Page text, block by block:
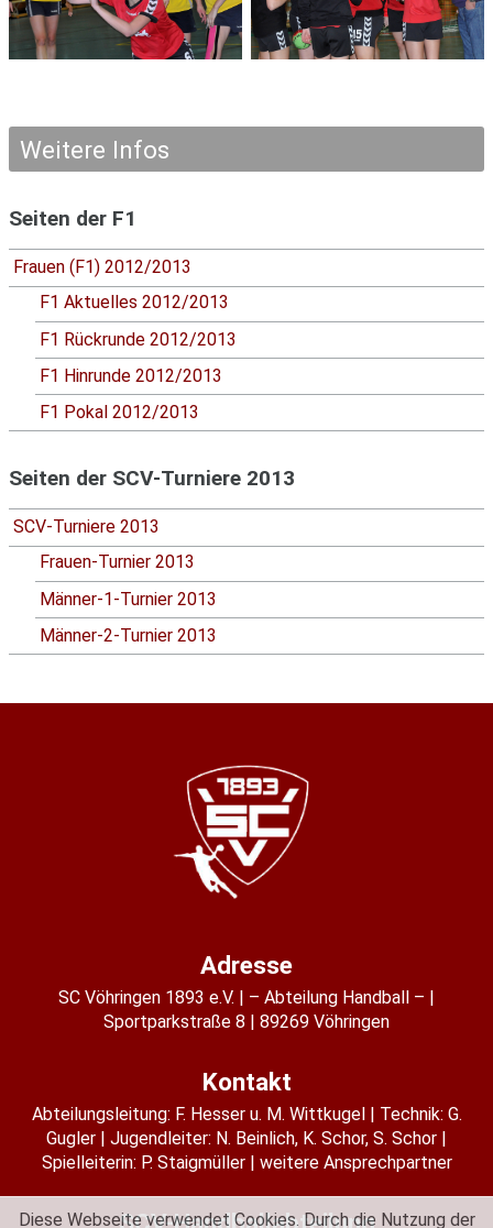
Weitere Infos
Seiten der F1
Frauen (F1) 2012/2013
F1 Aktuelles 2012/2013
F1 Rückrunde 2012/2013
F1 Hinrunde 2012/2013
F1 Pokal 2012/2013
Seiten der SCV-Turniere 2013
SCV-Turniere 2013
Frauen-Turnier 2013
Männer-1-Turnier 2013
Männer-2-Turnier 2013
Adresse
SC Vöhringen 1893 e.V.
– Abteilung Handball –
Sportparkstraße 8
89269 Vöhringen
Kontakt
Abteilungsleitung: F. Hesser u. M. Wittkugel
Technik: G.
Gugler
Jugendleiter: N. Beinlich, K. Schor, S. Schor
Spielleiterin: P. Staigmüller weitere Ansprechpartner
Diese Webseite verwendet Cookies. Durch die Nutzung der